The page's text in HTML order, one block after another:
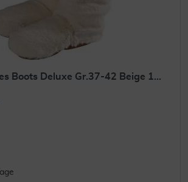
Boots Deluxe Gr.37-42 Beige 1...